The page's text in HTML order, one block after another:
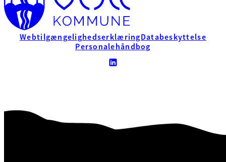
WebtilgængelighedserklæringDatabeskyttelse
Personalehåndbog